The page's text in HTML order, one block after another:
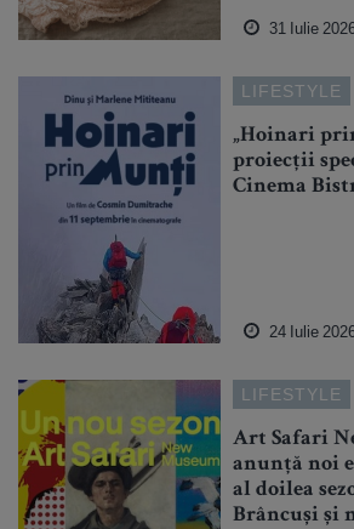
31 Iulie
LIFESTYLE
„Hoinari
proiecții
Cinema
24 Iulie
LIFESTYLE
Art Safari
anunță noi
al doilea
Brâncuși și